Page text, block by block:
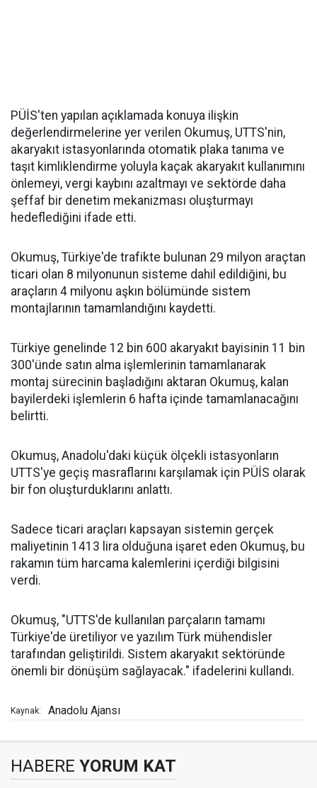
PÜİS'ten yapılan açıklamada konuya ilişkin
değerlendirmelerine yer verilen Okumuş, UTTS'nin,
akaryakıt istasyonlarında otomatik plaka tanıma ve
taşıt kimliklendirme yoluyla kaçak akaryakıt kullanımını
önlemeyi, vergi kaybını azaltmayı ve sektörde daha
şeffaf bir denetim mekanizması oluşturmayı
hedeflediğini ifade etti.
Okumuş, Türkiye'de trafikte bulunan 29 milyon araçtan
ticari olan 8 milyonunun sisteme dahil edildiğini, bu
araçların 4 milyonu aşkın bölümünde sistem
montajlarının tamamlandığını kaydetti.
Türkiye genelinde 12 bin 600 akaryakıt bayisinin 11 bin
300'ünde satın alma işlemlerinin tamamlanarak
montaj sürecinin başladığını aktaran Okumuş, kalan
bayilerdeki işlemlerin 6 hafta içinde tamamlanacağını
belirtti.
Okumuş, Anadolu'daki küçük ölçekli istasyonların
UTTS'ye geçiş masraflarını karşılamak için PÜİS olarak
bir fon oluşturduklarını anlattı.
Sadece ticari araçları kapsayan sistemin gerçek
maliyetinin 1413 lira olduğuna işaret eden Okumuş, bu
rakamın tüm harcama kalemlerini içerdiği bilgisini
verdi.
Okumuş, "UTTS'de kullanılan parçaların tamamı
Türkiye'de üretiliyor ve yazılım Türk mühendisler
tarafından geliştirildi. Sistem akaryakıt sektöründe
önemli bir dönüşüm sağlayacak." ifadelerini kullandı.
Kaynak: Anadolu Ajansı
HABERE YORUM KAT